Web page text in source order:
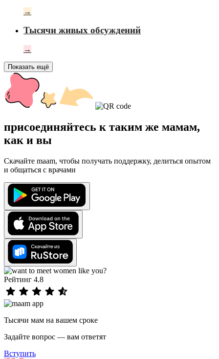
→
Тысячи живых обсуждений
→
Показать ещё
присоединяйтесь к таким же мамам,
как и вы
Скачайте maam, чтобы получать поддержку, делиться опытом
и общаться с врачами
Рейтинг 4.8
Тысячи мам на вашем сроке
Задайте вопрос — вам ответят
Вступить